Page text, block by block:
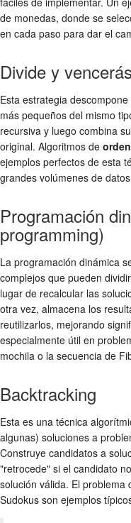
de monedas, donde se
en cada paso para dar el
Divide y
Esta estrategia
más pequeños del mismo
recursiva y luego combina
original. Algoritmos de
ejemplos perfectos de esta
grandes volúmenes de
Programación
programming)
La programación dinámica
complejos que pueden
lugar de recalcular las
otra vez, almacena los
reutilizarlos, mejorando
especialmente útil en
mochila o la secuencia de
Backtracking
Esta es una técnica
algunas) soluciones a
Construye candidatos a
"retrocede" si el candidato
solución válida. El problema
Sudokus son ejemplos